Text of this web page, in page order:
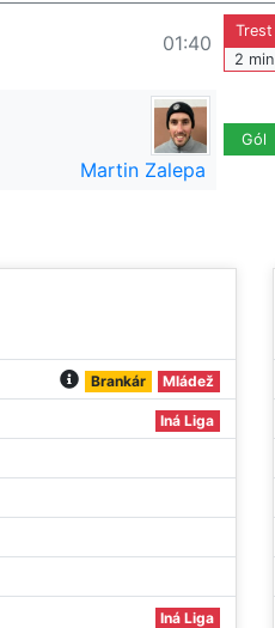
01:40
Trest
2 min
Martin Zalepa
Gól
Brankár Mládež
Iná Liga
Iná Liga